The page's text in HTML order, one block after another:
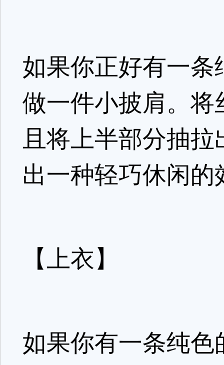
如果你正好有一
做一件小披肩。
且将上半部分抽
出一种轻巧休闲的
【上衣】
如果你有一条纯